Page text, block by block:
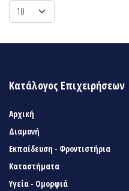
Κατάλογος Επιχειρήσεων
Αρχική
Διαμονή
Εκπαίδευση - Φροντιστήρια
Καταστήματα
Υγεία - Ομορφιά